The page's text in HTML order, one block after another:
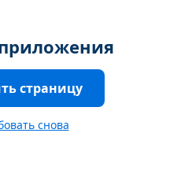
страницу
снова